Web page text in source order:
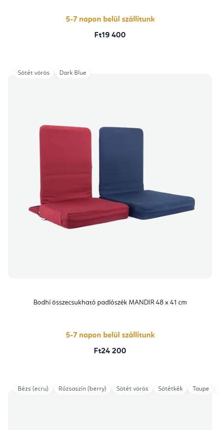
csillag.
5-7 napon belül szállítunk
Ft19 400
Bodhi összecsukható padlószék MANDIR 48 x 41 cm
5-7 napon belül szállítunk
Ft24 200
Sötét vörös Dark Blue
Bézs (ecru) Rózsaszín (berry) Sötét vörös Sötétkék Taupe